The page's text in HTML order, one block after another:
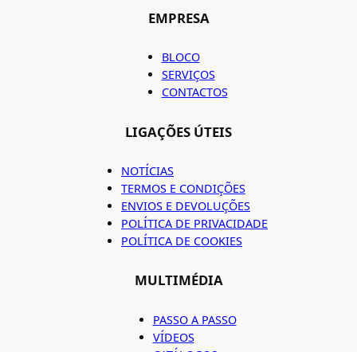
EMPRESA
BLOCO
SERVIÇOS
CONTACTOS
LIGAÇÕES ÚTEIS
NOTÍCIAS
TERMOS E CONDIÇÕES
ENVIOS E DEVOLUÇÕES
POLÍTICA DE PRIVACIDADE
POLÍTICA DE COOKIES
MULTIMÉDIA
PASSO A PASSO
VÍDEOS